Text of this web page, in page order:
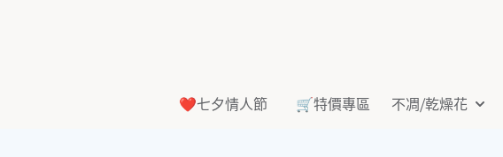
❤️七夕情人節 🛒特價專區 不凋⧸乾燥花